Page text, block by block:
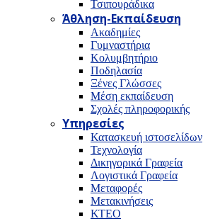
Τσιπουράδικα
Άθληση-Εκπαίδευση
Ακαδημίες
Γυμναστήρια
Κολυμβητήριο
Ποδηλασία
Ξένες Γλώσσες
Μέση εκπαίδευση
Σχολές πληροφορικής
Υπηρεσίες
Κατασκευή ιστοσελίδων
Τεχνολογία
Δικηγορικά Γραφεία
Λογιστικά Γραφεία
Μεταφορές
Μετακινήσεις
ΚΤΕΟ